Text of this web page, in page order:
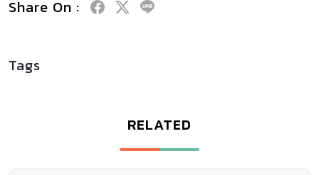
Share On :
Tags
RELATED